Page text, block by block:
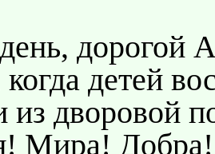
дорогой
детей
из дворовой
Мира! Добра!